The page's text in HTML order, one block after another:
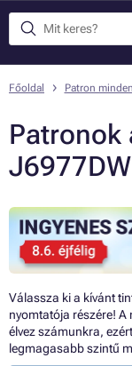
Főoldal Patron
Patronok
Válassza ki a kívánt
nyomtatója részére!
élvez számunkra,
legmagasabb szintű